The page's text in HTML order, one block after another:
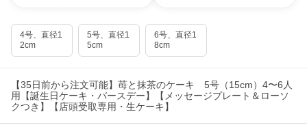
4号、直径1
2cm
5号、直径1
5cm
6号、直径1
8cm
【35日前から注文可能】苺と抹茶のケーキ 5号（15cm）4〜6人
用【誕生日ケーキ・バースデー】【メッセージプレート＆ローソ
クつき】【店頭受取専用・生ケーキ】